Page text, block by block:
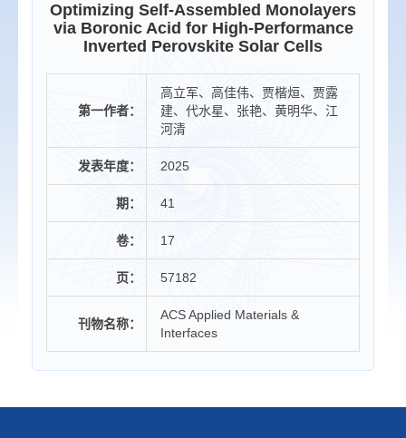
Optimizing Self-Assembled Monolayers
via Boronic Acid for High-Performance
Inverted Perovskite Solar Cells
第一作者：
高立军、高佳伟、贾楷烜、贾露
建、代水星、张艳、黄明华、江
河清
发表年度： 2025
期： 41
卷： 17
页： 57182
刊物名称：
ACS Applied Materials &
Interfaces